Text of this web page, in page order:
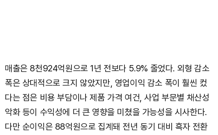
매출은 8천924억원으로 1년 전보다 5.9% 줄었다. 외형 감소
폭은 상대적으로 크지 않았지만, 영업이익 감소 폭이 훨씬 컸
다는 점은 비용 부담이나 제품 가격 여건, 사업 부문별 채산성
악화 등이 수익성에 더 큰 영향을 미쳤을 가능성을 시사한다.
다만 순이익은 88억원으로 집계돼 전년 동기 대비 흑자 전환